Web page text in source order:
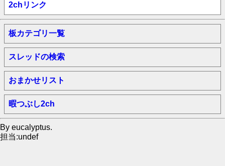
2chリンク
板カテゴリ一覧
スレッドの検索
おまかせリスト
暇つぶし2ch
By eucalyptus.
担当:undef